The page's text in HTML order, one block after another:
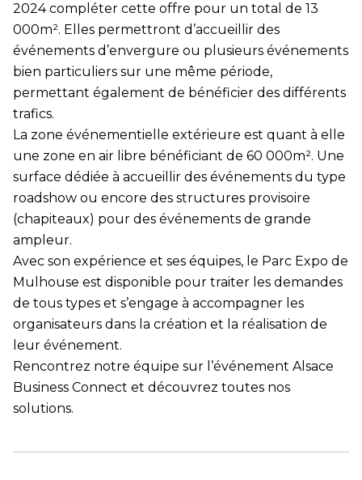
2024 compléter cette offre pour un total de 13
000m². Elles permettront d’accueillir des
événements d’envergure ou plusieurs événements
bien particuliers sur une même période,
permettant également de bénéficier des différents
trafics.
La zone événementielle extérieure est quant à elle
une zone en air libre bénéficiant de 60 000m². Une
surface dédiée à accueillir des événements du type
roadshow ou encore des structures provisoire
(chapiteaux) pour des événements de grande
ampleur.
Avec son expérience et ses équipes, le Parc Expo de
Mulhouse est disponible pour traiter les demandes
de tous types et s’engage à accompagner les
organisateurs dans la création et la réalisation de
leur événement.
Rencontrez notre équipe sur l’événement Alsace
Business Connect et découvrez toutes nos
solutions.